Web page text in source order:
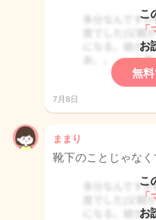
こ
「
お
無
7月8日
ままり
靴下のことじゃな
こ
「
お